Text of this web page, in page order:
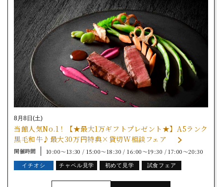
8月8日(土)
当館人気No.1！【★最大1万ギフトプレゼント★】A5ランク
黒毛和牛♪最大30万円特典×貸切W相談フェア
開催時間 10:00～13:30 / 15:00～18:30 / 16:00～19:30 / 17:00～20:30
イチオシ チャペル見学 初めて見学 試食フェア